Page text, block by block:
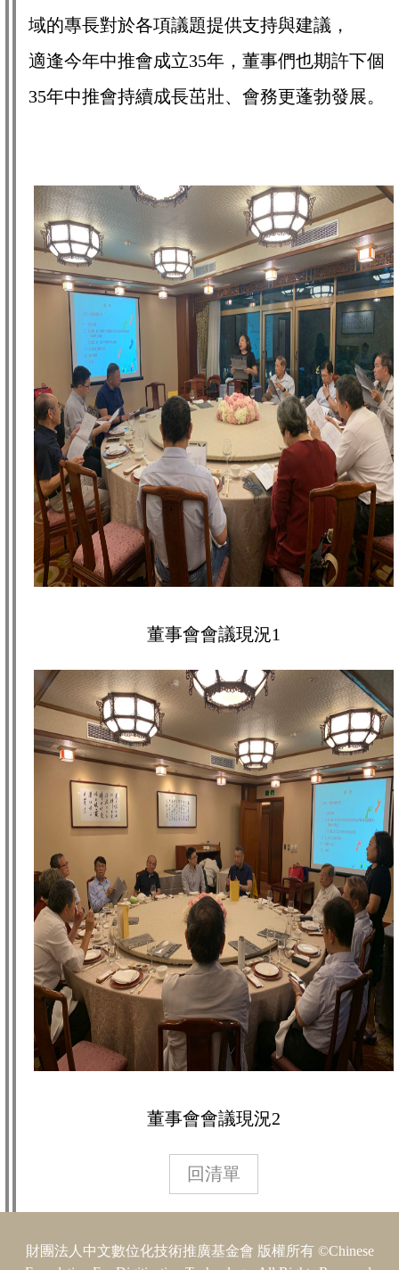
域的專長對於各項議題提供支持與建議，
適逢今年中推會成立35年，董事們也期許下個
35年中推會持續成長茁壯、會務更蓬勃發展。
董事會會議現況1
董事會會議現況2
回清單
財團法人中文數位化技術推廣基金會 版權所有 ©Chinese